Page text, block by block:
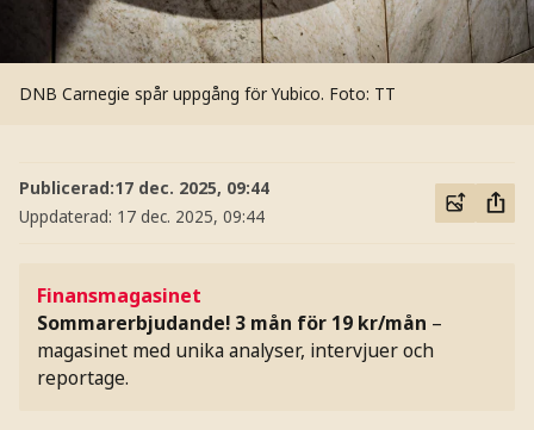
DNB Carnegie spår uppgång för Yubico. Foto: TT
Publicerad:17 dec. 2025, 09:44
Uppdaterad: 17 dec. 2025, 09:44
Finansmagasinet
Sommarerbjudande! 3 mån för 19 kr/mån –
magasinet med unika analyser, intervjuer och
reportage.